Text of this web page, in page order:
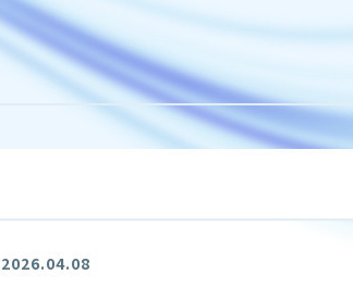
2026.04.08